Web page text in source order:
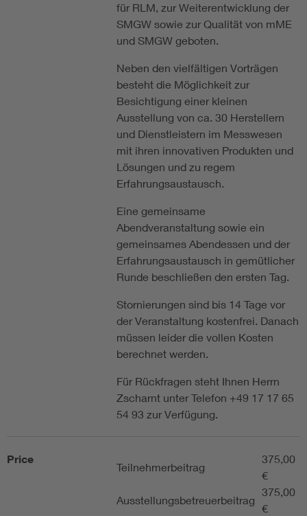
für RLM, zur Weiterentwicklung der
SMGW sowie zur Qualität von mME
und SMGW geboten.
Neben den vielfältigen Vorträgen
besteht die Möglichkeit zur
Besichtigung einer kleinen
Ausstellung von ca. 30 Herstellern
und Dienstleistern im Messwesen
mit ihren innovativen Produkten und
Lösungen und zu regem
Erfahrungsaustausch.
Eine gemeinsame
Abendveranstaltung sowie ein
gemeinsames Abendessen und der
Erfahrungsaustausch in gemütlicher
Runde beschließen den ersten Tag.
Stornierungen sind bis 14 Tage vor
der Veranstaltung kostenfrei. Danach
müssen leider die vollen Kosten
berechnet werden.
Für Rückfragen steht Ihnen Herrn
Zscharnt unter Telefon +49 17 17 65
54 93 zur Verfügung.
Price
Teilnehmerbeitrag
375,00
€
Ausstellungsbetreuerbeitrag
375,00
€